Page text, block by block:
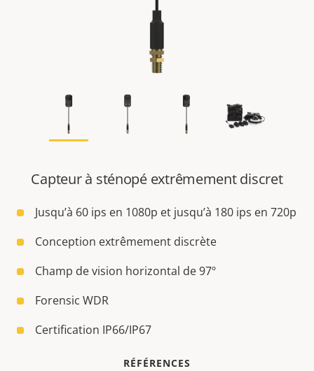
Capteur à sténopé extrêmement discret
Jusqu’à 60 ips en 1080p et jusqu’à 180 ips en 720p
Conception extrêmement discrète
Champ de vision horizontal de 97º
Forensic WDR
Certification IP66/IP67
RÉFÉRENCES